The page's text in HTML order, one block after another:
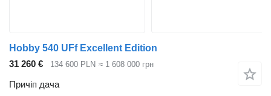
Hobby 540 UFf Excellent Edition
31 260 €
134 600 PLN ≈ 1 608 000 грн
Причіп дача